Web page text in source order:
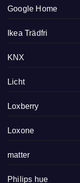
Google Home
Ikea Trädfri
KNX
Licht
Loxberry
Loxone
matter
Philips hue